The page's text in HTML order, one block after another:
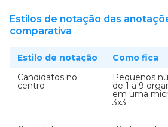
Estilos de notação das
comparativa
Estilo de notação Como fica
Candidatos no
centro
Pequenos
de 1 a 9
em uma
3x3